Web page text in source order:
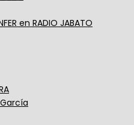
en RADIO JABATO